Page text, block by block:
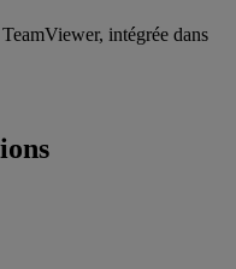
intégrée dans